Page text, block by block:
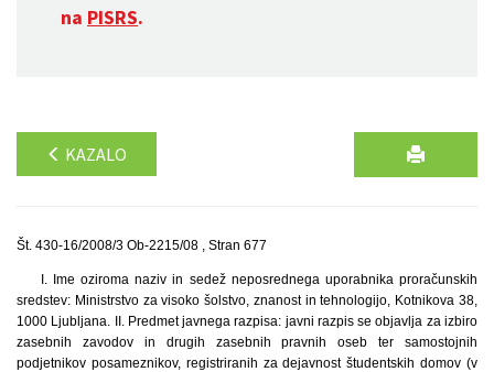
na PISRS.
KAZALO
Št. 430-16/2008/3 Ob-2215/08 , Stran 677
I. Ime oziroma naziv in sedež neposrednega uporabnika proračunskih
sredstev: Ministrstvo za visoko šolstvo, znanost in tehnologijo, Kotnikova 38,
1000 Ljubljana. II. Predmet javnega razpisa: javni razpis se objavlja za izbiro
zasebnih zavodov in drugih zasebnih pravnih oseb ter samostojnih
podjetnikov posameznikov, registriranih za dejavnost študentskih domov (v